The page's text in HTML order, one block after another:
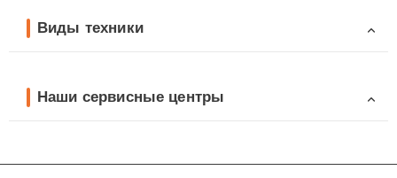
Виды техники
Наши сервисные центры